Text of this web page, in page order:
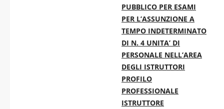
PUBBLICO PER ESAMI
PER L’ASSUNZIONE A
TEMPO INDETERMINATO
DI N. 4 UNITA’ DI
PERSONALE NELL’AREA
DEGLI ISTRUTTORI
PROFILO
PROFESSIONALE
ISTRUTTORE